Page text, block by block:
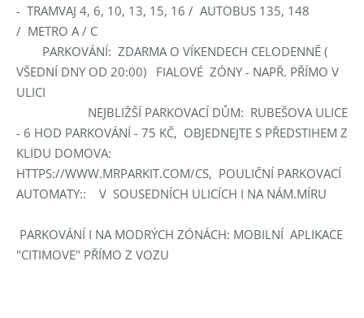
- TRAMVAJ 4, 6, 10, 13, 15, 16 / AUTOBUS 135, 148
/ METRO A / C
PARKOVÁNÍ: ZDARMA O VÍKENDECH CELODENNĚ (
VŠEDNÍ DNY OD 20:00) FIALOVÉ ZÓNY - NAPŘ. PŘÍMO V
ULICI
NEJBLIŽŠÍ PARKOVACÍ DŮM: RUBEŠOVA ULICE
- 6 HOD PARKOVÁNÍ - 75 KČ, OBJEDNEJTE S PŘEDSTIHEM Z
KLIDU DOMOVA:
HTTPS://WWW.MRPARKIT.COM/CS, POULIČNÍ PARKOVACÍ
AUTOMATY:: V SOUSEDNÍCH ULICÍCH I NA NÁM.MÍRU
PARKOVÁNÍ I NA MODRÝCH ZÓNÁCH: MOBILNÍ APLIKACE
"CITIMOVE" PŘÍMO Z VOZU